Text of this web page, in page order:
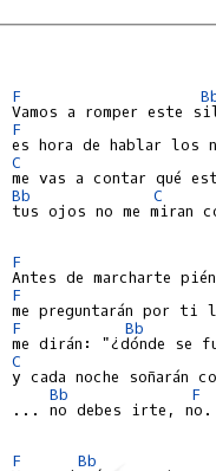
F
F
C
Bb
C
tus ojos no me miran
F
F
F
Bb
C
y cada noche soñarán
Bb
F
... no debes irte, no.
F Bb